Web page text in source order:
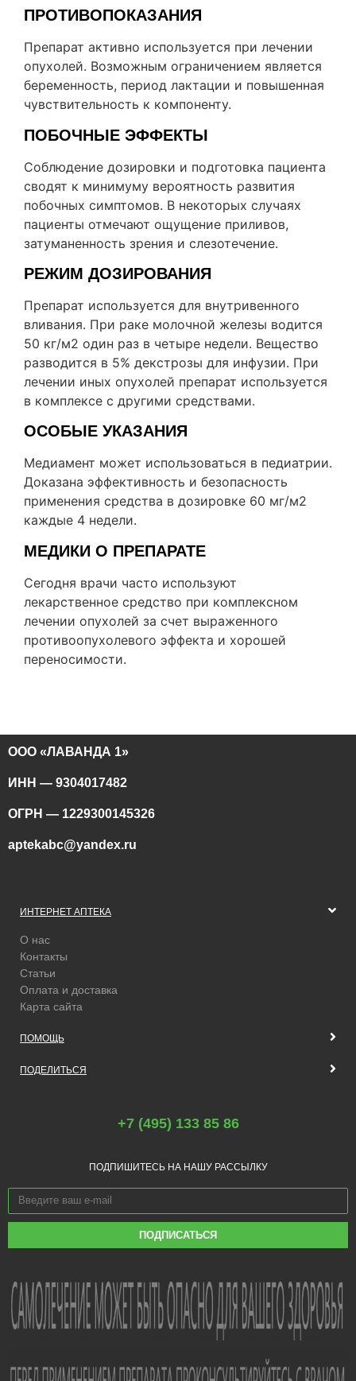
ПРОТИВОПОКАЗАНИЯ
Препарат активно используется при лечении
опухолей. Возможным ограничением является
беременность, период лактации и повышенная
чувствительность к компоненту.
ПОБОЧНЫЕ ЭФФЕКТЫ
Соблюдение дозировки и подготовка пациента
сводят к минимуму вероятность развития
побочных симптомов. В некоторых случаях
пациенты отмечают ощущение приливов,
затуманенность зрения и слезотечение.
РЕЖИМ ДОЗИРОВАНИЯ
Препарат используется для внутривенного
вливания. При раке молочной железы водится
50 кг/м2 один раз в четыре недели. Вещество
разводится в 5% декстрозы для инфузии. При
лечении иных опухолей препарат используется
в комплексе с другими средствами.
ОСОБЫЕ УКАЗАНИЯ
Медиамент может использоваться в педиатрии.
Доказана эффективность и безопасность
применения средства в дозировке 60 мг/м2
каждые 4 недели.
МЕДИКИ О ПРЕПАРАТЕ
Сегодня врачи часто используют
лекарственное средство при комплексном
лечении опухолей за счет выраженного
противоопухолевого эффекта и хорошей
переносимости.
ООО «ЛАВАНДА 1»
ИНН — 9304017482
ОГРН — 1229300145326
aptekabc@yandex.ru
ИНТЕРНЕТ АПТЕКА
О нас
Контакты
Статьи
Оплата и доставка
Карта сайта
ПОМОЩЬ
ПОДЕЛИТЬСЯ
+7 (495) 133 85 86
ПОДПИШИТЕСЬ НА НАШУ РАССЫЛКУ
ПОДПИСАТЬСЯ